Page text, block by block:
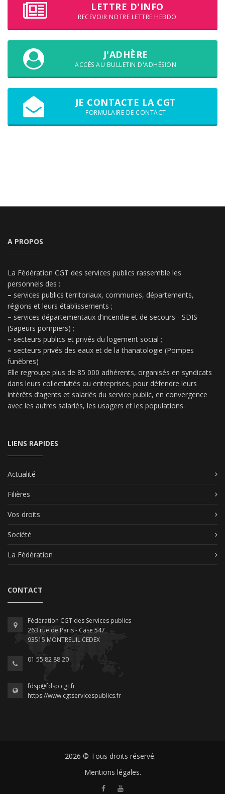
LETTRE D'INFO
RECEVOIR NOTRE LETTRE HEBDO
J'ADHÈRE
ACCÈS AU BULLETIN D'ADHÉSION
JE CONTACTE LA CGT
FORMULAIRE DE CONTACT
A PROPOS
La Fédération CGT des services publics rassemble les
personnels des :
– services publics territoriaux, communes, départements,
régions et leurs établissements ;
– services départementaux d’incendie et de secours - SDIS
(Sapeurs pompiers) ;
– secteurs publics et privés du logement social ;
– secteurs privés des eaux et de la thanatologie (Pompes
funèbres)
Elle regroupe plus de 85 000 adhérents, organisés en syndicats
dans leurs collectivités ou entreprises, pour défendre leurs
intérêts d’agents et salariés du service public, en convergence
avec les autres salariés, les usagers et les populations.
LIENS RAPIDES
Actualité
Filières
Vos droits
Société
La Fédération
CONTACT
Fédération CGT des Services publics
263 rue de Paris - Case 547
93515 MONTREUIL CEDEX
01 55 82 88 20
fdsp@fdsp.cgt.fr
https://www.cgtservicespublics.fr
2026 © Tous droits réservé.
Mentions légales.